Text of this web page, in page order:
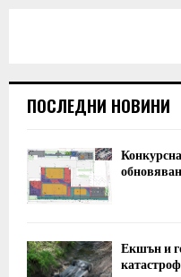
ПОСЛЕДНИ НОВИНИ
Екшън и